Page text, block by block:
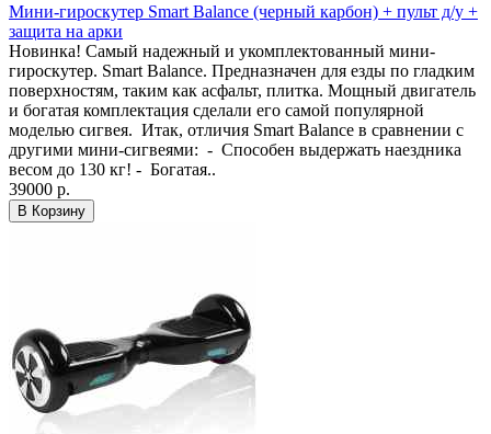
Мини-гироскутер Smart Balance (черный карбон) + пульт д/у +
защита на арки
Новинка! Самый надежный и укомплектованный мини-
гироскутер. Smart Balance. Предназначен для езды по гладким
поверхностям, таким как асфальт, плитка. Мощный двигатель
и богатая комплектация сделали его самой популярной
моделью сигвея. Итак, отличия Smart Balance в сравнении с
другими мини-сигвеями: - Способен выдержать наездника
весом до 130 кг! - Богатая..
39000 р.
В Корзину